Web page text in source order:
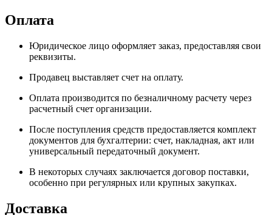
Оплата
Юридическое лицо оформляет заказ, предоставляя свои
реквизиты.
Продавец выставляет счет на оплату.
Оплата производится по безналичному расчету через
расчетный счет организации.
После поступления средств предоставляется комплект
документов для бухгалтерии: счет, накладная, акт или
универсальный передаточный документ.
В некоторых случаях заключается договор поставки,
особенно при регулярных или крупных закупках.
Доставка